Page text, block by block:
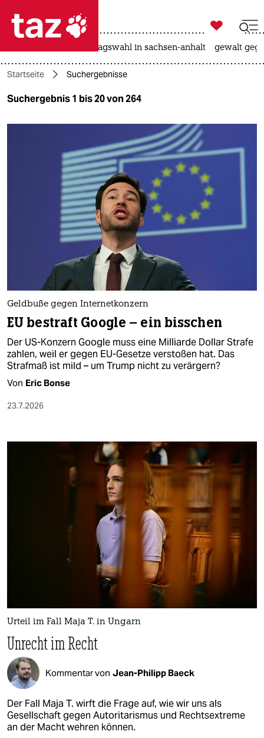
 taz zahl ich
taz zahl ich
themen
gesellschaft
nord
wahrheit
verlag
verlag

taz zahl ich
landtagswahl in sachsen-anhalt gewalt
Startseite Suchergebnisse
Suchergebnis 1 bis 20 von 264
Geldbuße gegen Internetkonzern
EU bestraft Google – ein bisschen
Der US-Konzern Google muss eine Milliarde Dollar Strafe
zahlen, weil er gegen EU-Gesetze verstoßen hat. Das
Strafmaß ist mild – um Trump nicht zu verärgern?
Von Eric Bonse
23.7.2026
Urteil im Fall Maja T. in Ungarn
Unrecht im Recht
Kommentar von Jean-Philipp Baeck
Der Fall Maja T. wirft die Frage auf, wie wir uns als
Gesellschaft gegen Autoritarismus und Rechtsextreme
an der Macht wehren können.